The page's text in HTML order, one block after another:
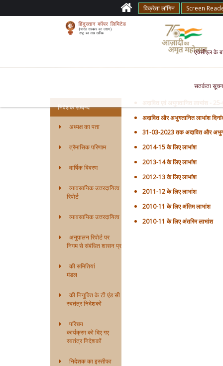
विक्रेता लॉगिन Screen
एचसीएल के
सतर्कता
निवेशक सम्बन्ध
अध्यक्ष का पता
त्रैमासिक परिणाम
वार्षिक विवरण
व्यावसायिक उत्तरदायित्व
रिपोर्ट
व्यावसायिक उत्तरदायित्व
अनुपालन रिपोर्ट पर
निगम से संबंधित शासन प्रणाली
की समितियां
मंडल
की नियुक्ति के टी एंड सी
स्वतंत्र निदेशकों
परिचय
कार्यक्रम को दिए गए
स्वतंत्र निदेशकों
निदेशक का इस्तीफा
अदावित एवं अभुगतानित लाभांश -
अदावित और अभुगतानित लाभांश
31-03-2023 तक अदावित और
2014-15 के लिए लाभांश
2013-14 के लिए लाभांश
2012-13 के लिए लाभांश
2011-12 के लिए लाभांश
2010-11 के लिए अंतिम लाभांश
2010-11 के लिए अंतरिम लाभांश